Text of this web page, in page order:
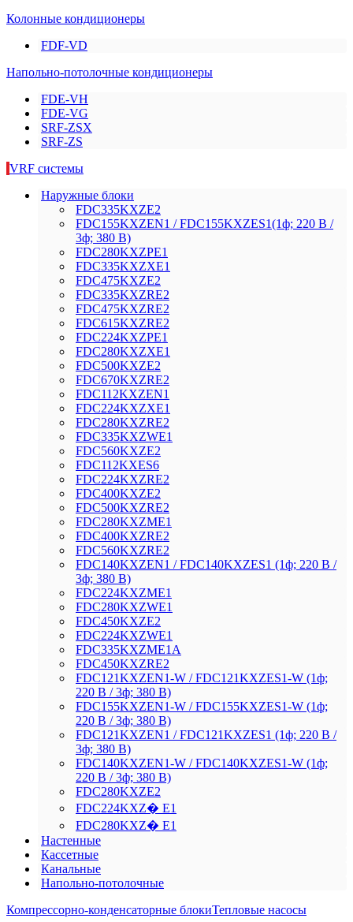
Колонные кондиционеры
FDF-VD
Напольно-потолочные кондиционеры
FDE-VH
FDE-VG
SRF-ZSX
SRF-ZS
VRF системы
Наружные блоки
FDC335KXZE2
FDC155KXZEN1 / FDC155KXZES1(1ф; 220 В /
3ф; 380 В)
FDC280KXZРE1
FDC335KXZXE1
FDC475KXZE2
FDC335KXZRE2
FDC475KXZRE2
FDC615KXZRE2
FDC224KXZРE1
FDC280KXZXE1
FDC500KXZE2
FDC670KXZRE2
FDC112KXZEN1
FDC224KXZXE1
FDC280KXZRE2
FDC335KXZWE1
FDC560KXZE2
FDC112KXES6
FDC224KXZRE2
FDC400KXZE2
FDC500KXZRE2
FDC280KXZME1
FDC400KXZRE2
FDC560KXZRE2
FDC140KXZEN1 / FDC140KXZES1 (1ф; 220 В /
3ф; 380 В)
FDC224KXZME1
FDC280KXZWE1
FDC450KXZE2
FDC224KXZWE1
FDC335KXZME1A
FDC450KXZRE2
FDC121KXZEN1-W / FDC121KXZES1-W (1ф;
220 В / 3ф; 380 В)
FDC155KXZEN1-W / FDC155KXZES1-W (1ф;
220 В / 3ф; 380 В)
FDC121KXZEN1 / FDC121KXZES1 (1ф; 220 В /
3ф; 380 В)
FDC140KXZEN1-W / FDC140KXZES1-W (1ф;
220 В / 3ф; 380 В)
FDC280KXZE2
FDC224KXZ� E1
FDC280KXZ� E1
Настенные
Кассетные
Канальные
Напольно-потолочные
Компрессорно-конденсаторные блокиТепловые насосы